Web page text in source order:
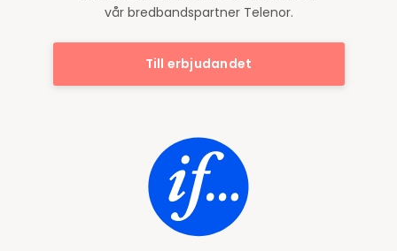
vår bredbandspartner Telenor.
Till erbjudandet